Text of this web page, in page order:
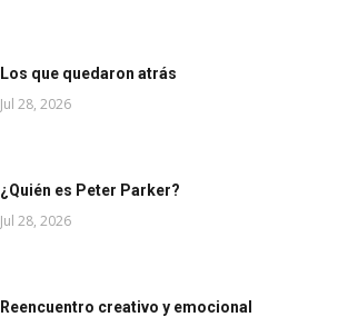
Los que quedaron atrás
Jul 28, 2026
¿Quién es Peter Parker?
Jul 28, 2026
Reencuentro creativo y emocional